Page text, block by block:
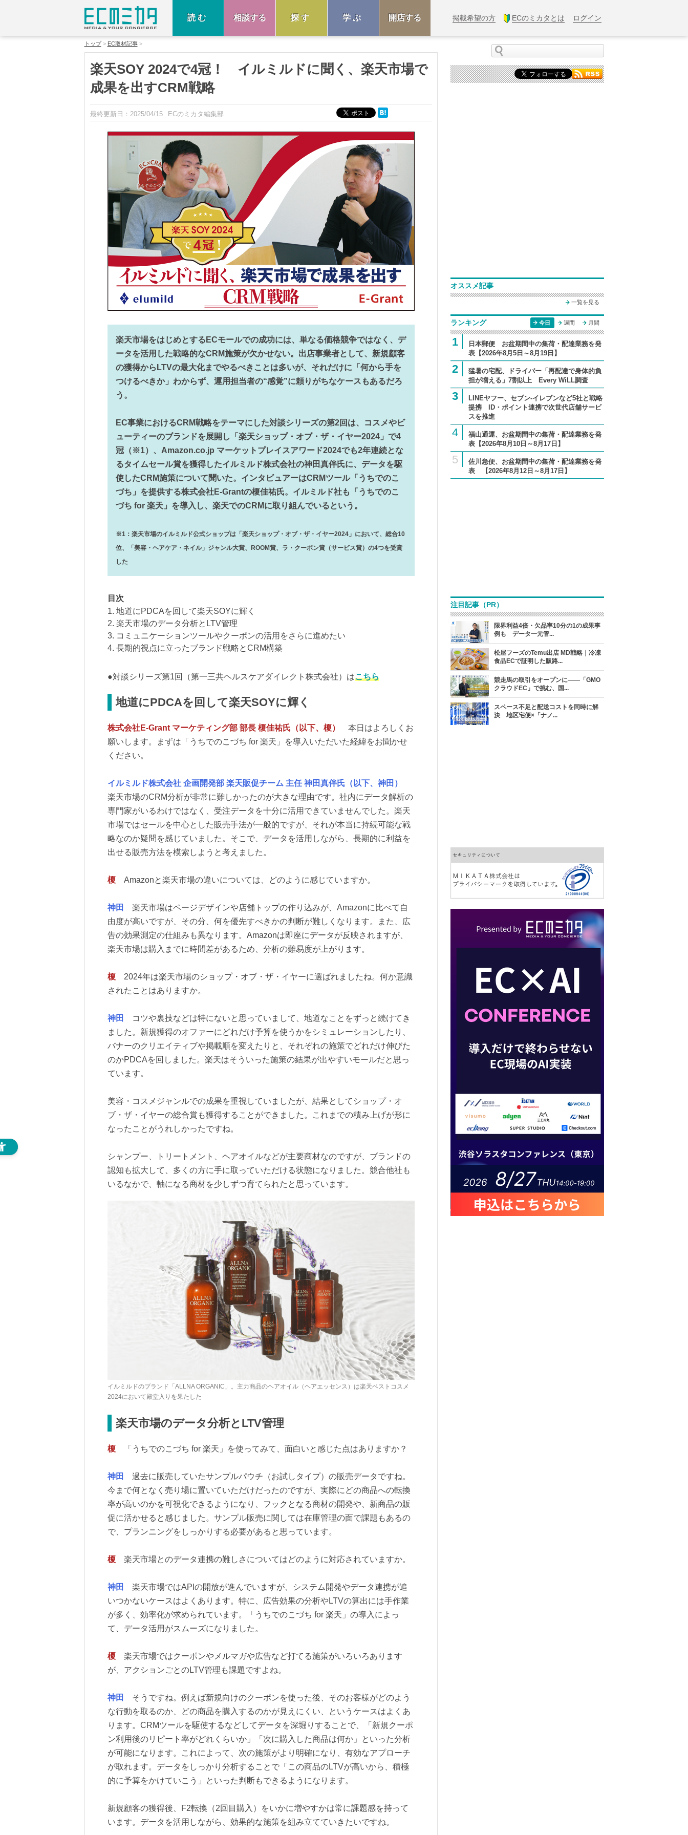
読む 相談する 探す 学ぶ 開店する 掲載希望の方 ECのミカタとは ログイン
トップ EC取材記事
楽天SOY 2024で4冠！ イルミルドに聞く、楽天市場で
成果を出すCRM戦略
最終更新日： 2025/04/15 ECのミカタ編集部
楽天市場をはじめとするECモールでの成功には、単なる価格競争ではなく、デ
ータを活用した戦略的なCRM施策が欠かせない。出店事業者として、新規顧客
の獲得からLTVの最大化までやるべきことは多いが、それだけに「何から手を
つけるべきか」わからず、運用担当者の“感覚”に頼りがちなケースもあるだろ
う。
EC事業におけるCRM戦略をテーマにした対談シリーズの第2回は、コスメやビ
ューティーのブランドを展開し「楽天ショップ・オブ・ザ・イヤー2024」で4
冠（※1）、Amazon.co.jp マーケットプレイスアワード2024でも2年連続とな
るタイムセール賞を獲得したイルミルド株式会社の神田真伴氏に、データを駆
使したCRM施策について聞いた。インタビュアーはCRMツール「うちでのこ
づち」を提供する株式会社E-Grantの榎佳祐氏。イルミルド社も「うちでのこ
づち for 楽天」を導入し、楽天でのCRMに取り組んでいるという。
※1：楽天市場のイルミルド公式ショップは「楽天ショップ・オブ・ザ・イヤー2024」において、総合10
位、「美容・ヘアケア・ネイル」ジャンル大賞、ROOM賞、ラ・クーポン賞（サービス賞）の4つを受賞
した
目次
1. 地道にPDCAを回して楽天SOYに輝く
2. 楽天市場のデータ分析とLTV管理
3. コミュニケーションツールやクーポンの活用をさらに進めたい
4. 長期的視点に立ったブランド戦略とCRM構築
●対談シリーズ第1回（第一三共ヘルスケアダイレクト株式会社）はこちら
地道にPDCAを回して楽天SOYに輝く
株式会社E-Grant マーケティング部 部長 榎佳祐氏（以下、榎）
本日はよろしくお
願いします。まずは「うちでのこづち for 楽天」を導入いただいた経緯をお聞かせ
ください。
イルミルド株式会社 企画開発部 楽天販促チーム 主任 神田真伴氏（以下、神田）
楽天市場のCRM分析が非常に難しかったのが大きな理由です。社内にデータ解析の
専門家がいるわけではなく、受注データを十分に活用できていませんでした。楽天
市場ではセールを中心とした販売手法が一般的ですが、それが本当に持続可能な戦
略なのか疑問を感じていました。そこで、データを活用しながら、長期的に利益を
出せる販売方法を模索しようと考えました。
榎Amazonと楽天市場の違いについては、どのように感じていますか。
神田
楽天市場はページデザインや店舗トップの作り込みが、Amazonに比べて自
由度が高いですが、その分、何を優先すべきかの判断が難しくなります。また、広
告の効果測定の仕組みも異なります。Amazonは即座にデータが反映されますが、
楽天市場は購入までに時間差があるため、分析の難易度が上がります。
榎2024年は楽天市場のショップ・オブ・ザ・イヤーに選ばれましたね。何か意識
されたことはありますか。
神田
コツや裏技などは特にないと思っていまして、地道なことをずっと続けてき
ました。新規獲得のオファーにどれだけ予算を使うかをシミュレーションしたり、
バナーのクリエイティブや掲載順を変えたりと、それぞれの施策でどれだけ伸びた
のかPDCAを回しました。楽天はそういった施策の結果が出やすいモールだと思っ
ています。
美容・コスメジャンルでの成果を重視していましたが、結果としてショップ・オ
ブ・ザ・イヤーの総合賞も獲得することができました。これまでの積み上げが形に
なったことがうれしかったですね。
シャンプー、トリートメント、ヘアオイルなどが主要商材なのですが、ブランドの
認知も拡大して、多くの方に手に取っていただける状態になりました。競合他社も
いるなかで、軸になる商材を少しずつ育てられたと思っています。
イルミルドのブランド「ALLNA ORGANIC」。主力商品のヘアオイル（ヘアエッセンス）は楽天ベストコスメ
2024において殿堂入りを果たした
楽天市場のデータ分析とLTV管理
榎「うちでのこづち for 楽天」を使ってみて、面白いと感じた点はありますか？
神田
過去に販売していたサンプルパウチ（お試しタイプ）の販売データですね。
今まで何となく売り場に置いていただけだったのですが、実際にどの商品への転換
率が高いのかを可視化できるようになり、フックとなる商材の開発や、新商品の販
促に活かせると感じました。サンプル販売に関しては在庫管理の面で課題もあるの
で、プランニングをしっかりする必要があると思っています。
榎楽天市場とのデータ連携の難しさについてはどのように対応されていますか。
神田
楽天市場ではAPIの開放が進んでいますが、システム開発やデータ連携が追
いつかないケースはよくあります。特に、広告効果の分析やLTVの算出には手作業
が多く、効率化が求められています。「うちでのこづち for 楽天」の導入によっ
て、データ活用がスムーズになりました。
榎楽天市場ではクーポンやメルマガや広告など打てる施策がいろいろあります
が、アクションごとのLTV管理も課題ですよね。
神田
そうですね。例えば新規向けのクーポンを使った後、そのお客様がどのよう
な行動を取るのか、どの商品を購入するのかが見えにくい、というケースはよくあ
ります。CRMツールを駆使するなどしてデータを深堀りすることで、「新規クーポ
ン利用後のリピート率がどれくらいか」「次に購入した商品は何か」といった分析
が可能になります。これによって、次の施策がより明確になり、有効なアプローチ
が取れます。データをしっかり分析することで「この商品のLTVが高いから、積極
的に予算をかけていこう」といった判断もできるようになります。
新規顧客の獲得後、F2転換（2回目購入）をいかに増やすかは常に課題感を持って
います。データを活用しながら、効果的な施策を組み立てていきたいですね。
オススメ記事
一覧を見る
ランキング 今日 週間 月間
1
日本郵便 お盆期間中の集荷・配達業務を発
表【2026年8月5日～8月19日】
2
猛暑の宅配、ドライバー「再配達で身体的負
担が増える」7割以上 Every WiLL調査
3
LINEヤフー、セブン-イレブンなど5社と戦略
提携 ID・ポイント連携で次世代店舗サービ
スを推進
4
福山通運、お盆期間中の集荷・配達業務を発
表【2026年8月10日～8月17日】
5
佐川急便、お盆期間中の集荷・配達業務を発
表 【2026年8月12日～8月17日】
注目記事（PR）
限界利益4倍・欠品率10分の1の成果事
例も データ一元管...
松屋フーズのTemu出店 MD戦略｜冷凍
食品ECで証明した販路...
競走馬の取引をオープンに――「GMO
クラウドEC」で挑む、国...
スペース不足と配送コストを同時に解
決 地区宅便×「ナノ...